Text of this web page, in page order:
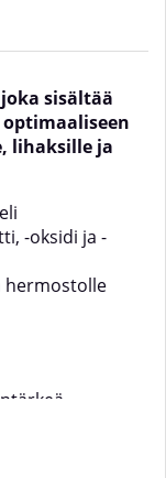
sisältää
lihaksille ja
-oksidi ja -
hermostolle
ja/tai
on